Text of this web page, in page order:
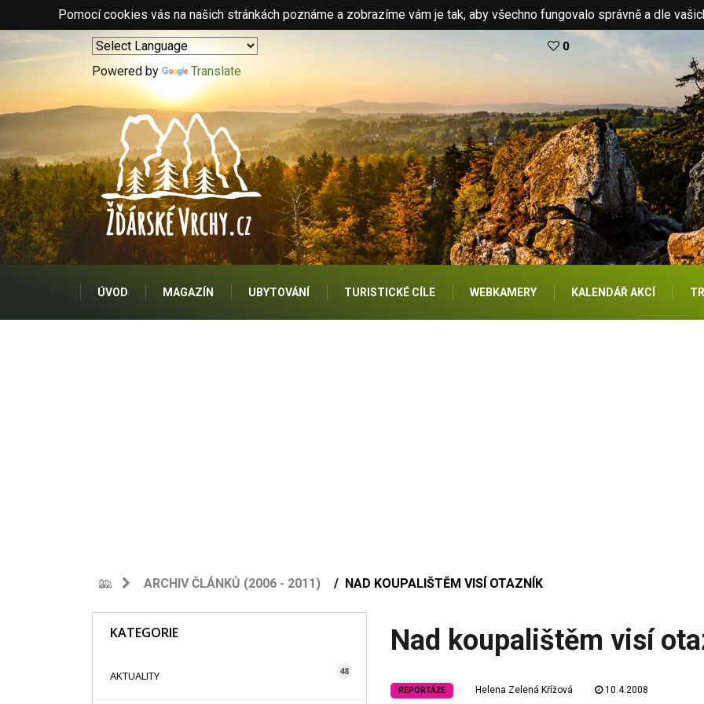
Pomocí cookies vás na našich stránkách poznáme a zobrazíme vám je tak, aby všechno fungovalo správně a dle
Powered by Translate
0
ÚVOD MAGAZÍN UBYTOVÁNÍ TURISTICKÉ CÍLE WEBKAMERY KALENDÁŘ AKCÍ
ARCHIV ČLÁNKŮ (2006 - 2011) NAD KOUPALIŠTĚM VISÍ OTAZNÍK
KATEGORIE
AKTUALITY 48
Nad koupalištěm visí
REPORTÁŽE Helena Zelená Křížová 10.4.2008